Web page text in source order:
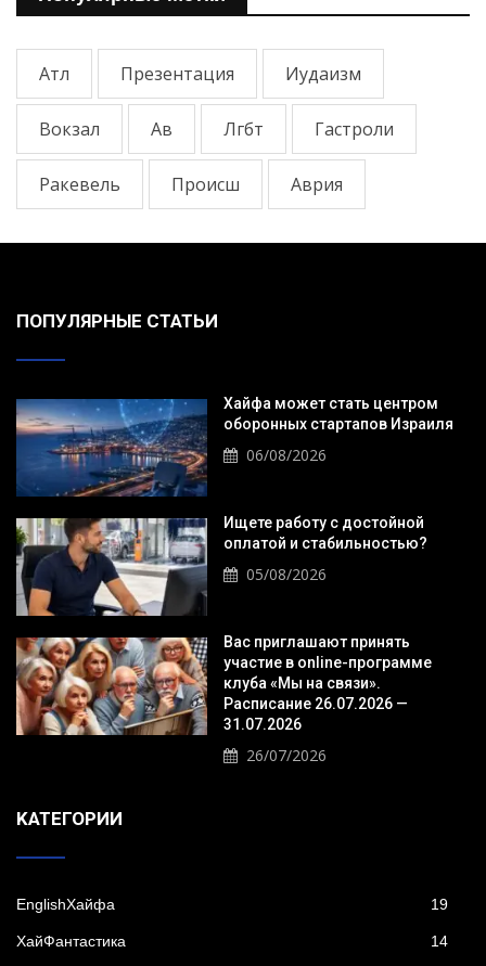
Атл Презентация Иудаизм
Вокзал Ав Лгбт Гастроли
Ракевель Происш Аврия
ПОПУЛЯРНЫЕ СТАТЬИ
Хайфа может стать центром
оборонных стартапов Израиля
06/08/2026
Ищете работу с достойной
оплатой и стабильностью?
05/08/2026
Вас приглашают принять
участие в online-программе
клуба «Мы на связи».
Расписание 26.07.2026 —
31.07.2026
26/07/2026
KАТЕГОРИИ
EnglishХайфа 19
XайФантастика 14